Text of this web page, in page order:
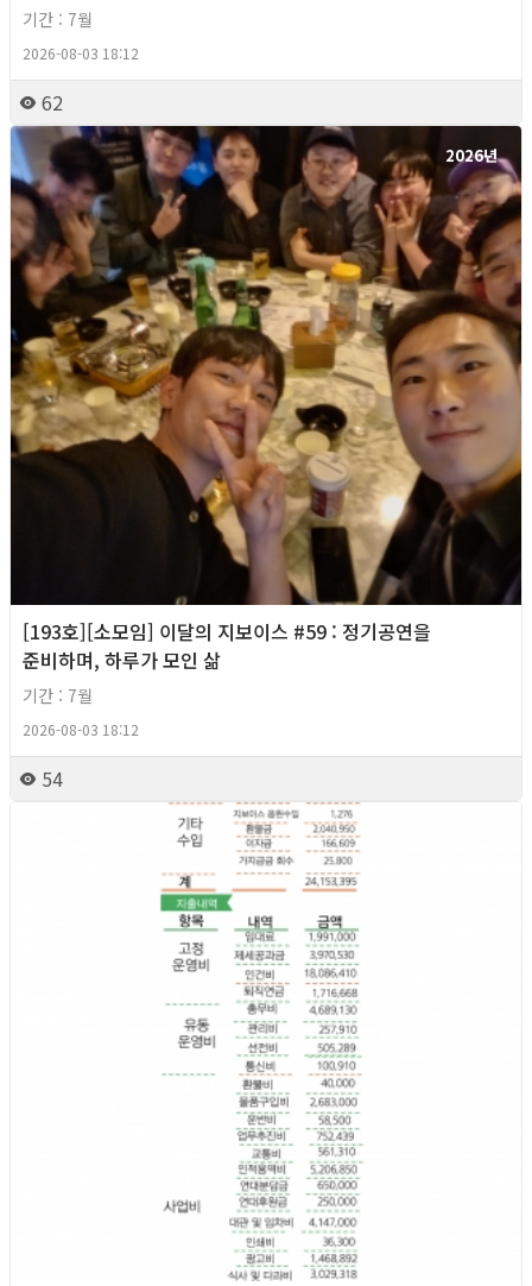
기간 : 7월
2026-08-03 18:12
62
2026년
[193호][소모임] 이달의 지보이스 #59 : 정기공연을
준비하며, 하루가 모인 삶
기간 : 7월
2026-08-03 18:12
54